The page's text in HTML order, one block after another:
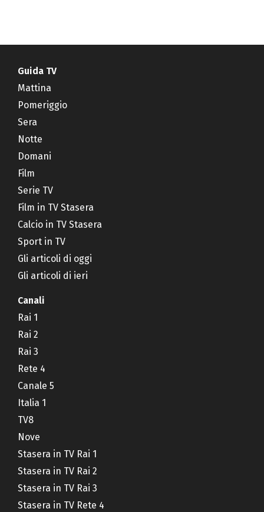
Guida TV
Mattina
Pomeriggio
Sera
Notte
Domani
Film
Serie TV
Film in TV Stasera
Calcio in TV Stasera
Sport in TV
Gli articoli di oggi
Gli articoli di ieri
Canali
Rai 1
Rai 2
Rai 3
Rete 4
Canale 5
Italia 1
TV8
Nove
Stasera in TV Rai 1
Stasera in TV Rai 2
Stasera in TV Rai 3
Stasera in TV Rete 4